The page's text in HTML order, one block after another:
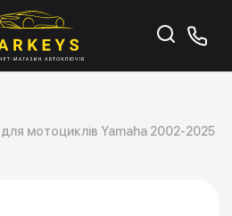
мотоциклів Yamaha 2002-2025